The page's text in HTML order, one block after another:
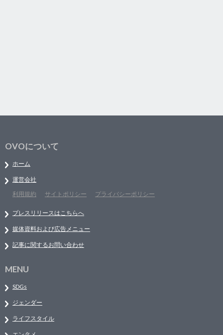
OVOについて
ホーム
運営会社
利用規約
サイトポリシー プライバシーポリシー
プレスリリースはこちらへ
媒体資料および広告メニュー
記事に関するお問い合わせ
MENU
SDGs
ジェンダー
ライフスタイル